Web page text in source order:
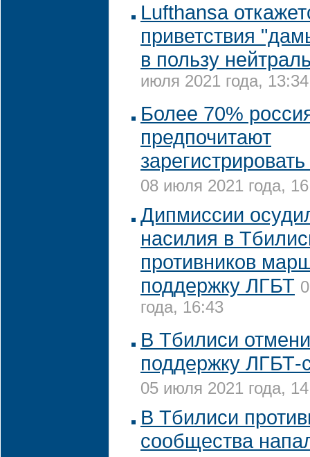
Lufthansa
приветствия
в пользу
июля 2021 года, 13:34
Более 70%
предпочитают
08 июля 2021 года,
Дипмиссии
насилия в
противников
поддержку ЛГБТ
года, 16:43
В Тбилиси
поддержку ЛГБТ-
05 июля 2021 года,
В Тбилиси
сообщества